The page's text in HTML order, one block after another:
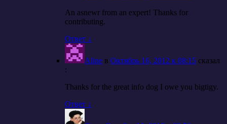
An asnewr from an expert! Thanks for
contributing.
Ответ ↓
Aline в Октябрь 16, 2012 к 08:15 cказал
:
Thanks for the great info dog I owe you bigtigy.
Ответ ↓